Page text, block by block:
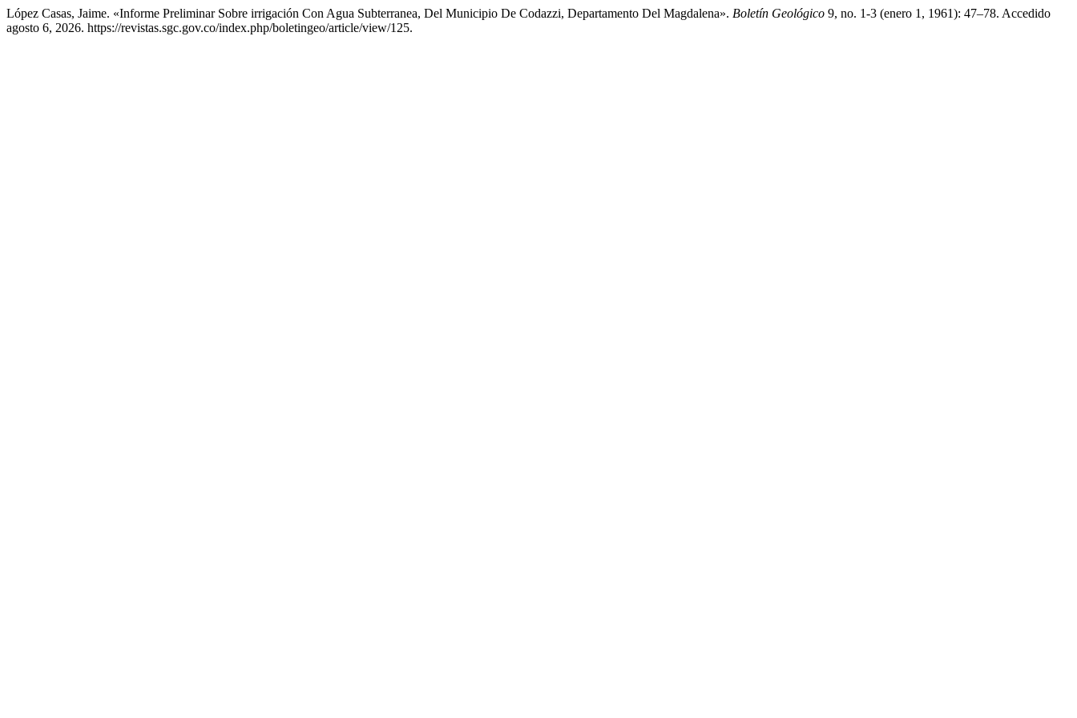
López Casas, Jaime. «Informe Preliminar Sobre irrigación Con Agua Subterranea, Del Municipio De Codazzi, Departamento Del Magdalena». Boletín Geológico 9, no. 1-3 (enero 1, 1961): 47–78. Accedido
agosto 6, 2026. https://revistas.sgc.gov.co/index.php/boletingeo/article/view/125.